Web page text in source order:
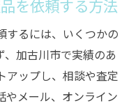
を依頼する方法
するには、いくつかの
加古川市で実績のあ
アップし、相談や査定
やメール、オンライン